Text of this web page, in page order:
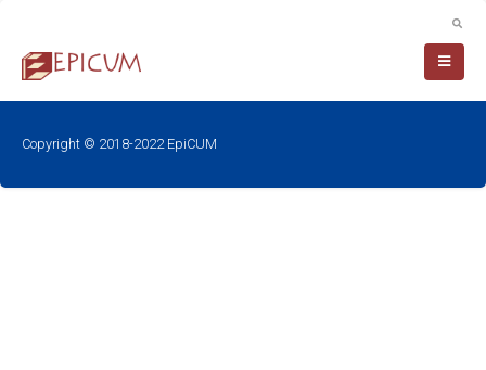
Copyright © 2018-2022 EpiCUM